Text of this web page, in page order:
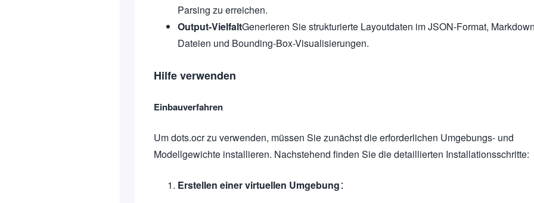
Parsing zu erreichen.
Output-VielfaltGenerieren Sie strukturierte Layoutdaten im JSON-Format,
Dateien und Bounding-Box-Visualisierungen.
Hilfe verwenden
Einbauverfahren
Um dots.ocr zu verwenden, müssen Sie zunächst die erforderlichen Umgebungs- und
Modellgewichte installieren. Nachstehend finden Sie die detaillierten Installationsschritte:
Erstellen einer virtuellen Umgebung：